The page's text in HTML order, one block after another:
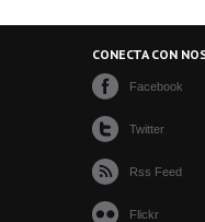
CONECTA CON
Facebook
Twitter
Rss Feed
Flickr